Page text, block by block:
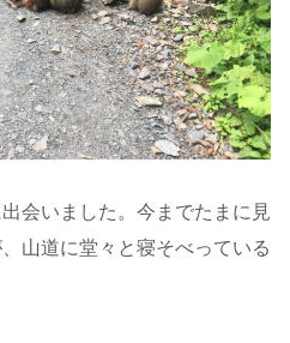
会いました。今までたまに見
山道に堂々と寝そべっている